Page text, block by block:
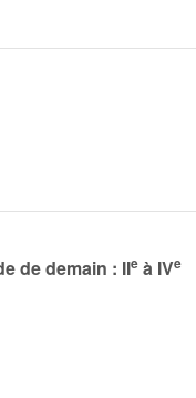
de demain : IIe à IVe